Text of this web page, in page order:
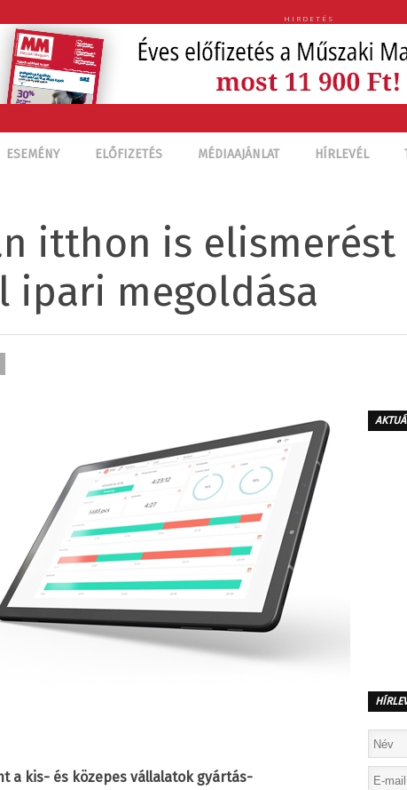
HIRDETÉS
ESEMÉNY ELŐFIZETÉS MÉDIAAJÁNLAT HÍRLEVÉL
itthon is
ipari megoldása
a kis- és közepes vállalatok gyártás-